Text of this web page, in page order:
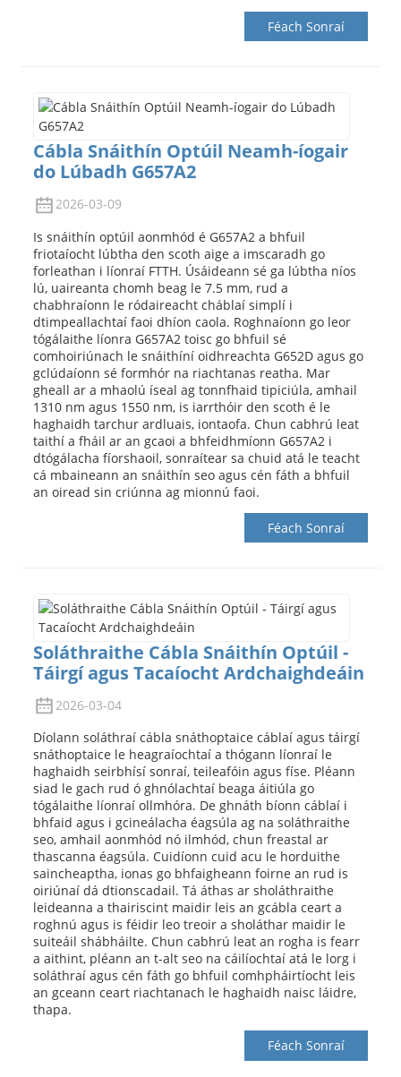
Féach Sonraí
Cábla Snáithín Optúil Neamh-íogair
do Lúbadh G657A2
2026-03-09
Is snáithín optúil aonmhód é G657A2 a bhfuil
friotaíocht lúbtha den scoth aige a imscaradh go
forleathan i líonraí FTTH. Úsáideann sé ga lúbtha níos
lú, uaireanta chomh beag le 7.5 mm, rud a
chabhraíonn le ródaireacht cháblaí simplí i
dtimpeallachtaí faoi dhíon caola. Roghnaíonn go leor
tógálaithe líonra G657A2 toisc go bhfuil sé
comhoiriúnach le snáithíní oidhreachta G652D agus go
gclúdaíonn sé formhór na riachtanas reatha. Mar
gheall ar a mhaolú íseal ag tonnfhaid tipiciúla, amhail
1310 nm agus 1550 nm, is iarrthóir den scoth é le
haghaidh tarchur ardluais, iontaofa. Chun cabhrú leat
taithí a fháil ar an gcaoi a bhfeidhmíonn G657A2 i
dtógálacha fíorshaoil, sonraítear sa chuid atá le teacht
cá mbaineann an snáithín seo agus cén fáth a bhfuil
an oiread sin criúnna ag mionnú faoi.
Féach Sonraí
Soláthraithe Cábla Snáithín Optúil -
Táirgí agus Tacaíocht Ardchaighdeáin
2026-03-04
Díolann soláthraí cábla snáthoptaice cáblaí agus táirgí
snáthoptaice le heagraíochtaí a thógann líonraí le
haghaidh seirbhísí sonraí, teileafóin agus físe. Pléann
siad le gach rud ó ghnólachtaí beaga áitiúla go
tógálaithe líonraí ollmhóra. De ghnáth bíonn cáblaí i
bhfaid agus i gcineálacha éagsúla ag na soláthraithe
seo, amhail aonmhód nó ilmhód, chun freastal ar
thascanna éagsúla. Cuidíonn cuid acu le horduithe
saincheaptha, ionas go bhfaigheann foirne an rud is
oiriúnaí dá dtionscadail. Tá áthas ar sholáthraithe
leideanna a thairiscint maidir leis an gcábla ceart a
roghnú agus is féidir leo treoir a sholáthar maidir le
suiteáil shábháilte. Chun cabhrú leat an rogha is fearr
a aithint, pléann an t-alt seo na cáilíochtaí atá le lorg i
soláthraí agus cén fáth go bhfuil comhpháirtíocht leis
an gceann ceart riachtanach le haghaidh naisc láidre,
thapa.
Féach Sonraí